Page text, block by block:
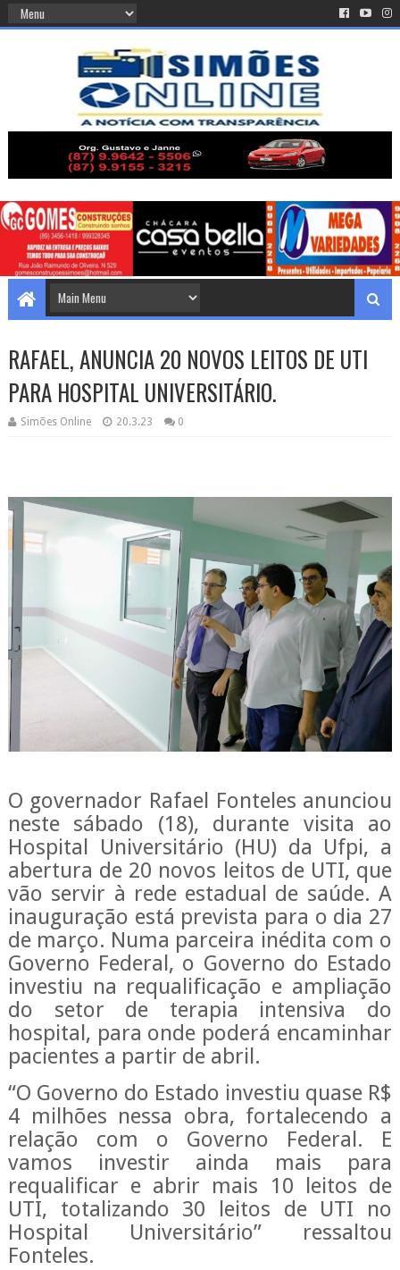
RAFAEL, ANUNCIA 20 NOVOS LEITOS DE UTI
PARA HOSPITAL UNIVERSITÁRIO.
Simões Online 20.3.23 0
O governador Rafael Fonteles anunciou
neste sábado (18), durante visita ao
Hospital Universitário (HU) da Ufpi, a
abertura de 20 novos leitos de UTI, que
vão servir à rede estadual de saúde. A
inauguração está prevista para o dia 27
de março. Numa parceira inédita com o
Governo Federal, o Governo do Estado
investiu na requalificação e ampliação
do setor de terapia intensiva do
hospital, para onde poderá encaminhar
pacientes a partir de abril.
“O Governo do Estado investiu quase R$
4 milhões nessa obra, fortalecendo a
relação com o Governo Federal. E
vamos investir ainda mais para
requalificar e abrir mais 10 leitos de
UTI, totalizando 30 leitos de UTI no
Hospital Universitário” ressaltou
Fonteles.